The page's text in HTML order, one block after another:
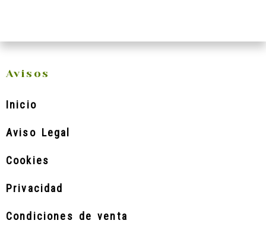
Avisos
Inicio
Aviso Legal
Cookies
Privacidad
Condiciones de venta